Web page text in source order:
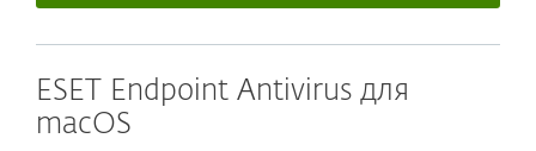
ESET Endpoint Antivirus для
macOS